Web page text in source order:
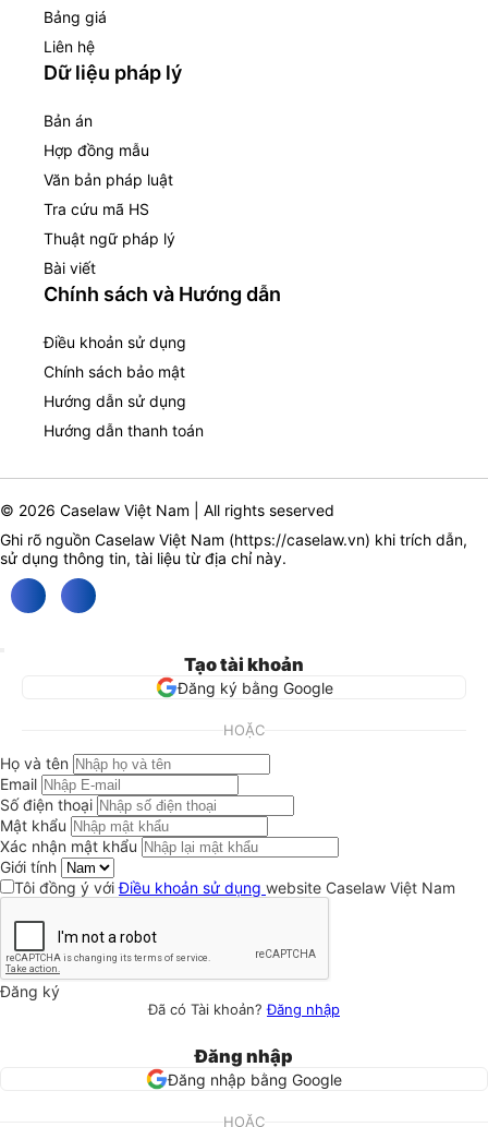
Bảng giá
Liên hệ
Dữ liệu pháp lý
Bản án
Hợp đồng mẫu
Văn bản pháp luật
Tra cứu mã HS
Thuật ngữ pháp lý
Bài viết
Chính sách và Hướng dẫn
Điều khoản sử dụng
Chính sách bảo mật
Hướng dẫn sử dụng
Hướng dẫn thanh toán
© 2026 Caselaw Việt Nam | All rights seserved
Ghi rõ nguồn Caselaw Việt Nam (https://caselaw.vn) khi trích dẫn,
sử dụng thông tin, tài liệu từ địa chỉ này.
Tạo tài khoản
Đăng ký bằng Google
HOẶC
Họ và tên
Email
Số điện thoại
Mật khẩu
Xác nhận mật khẩu
Giới tính
Tôi đồng ý vớiĐiều khoản sử dụng website Caselaw Việt Nam
Đăng ký
Đã có Tài khoản?Đăng nhập
Đăng nhập
Đăng nhập bằng Google
HOẶC